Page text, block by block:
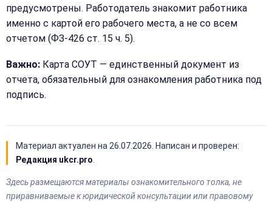
предусмотрены. Работодатель знакомит работника
именно с картой его рабочего места, а не со всем
отчетом (ФЗ-426 ст. 15 ч. 5).
Важно: Карта СОУТ — единственный документ из
отчета, обязательный для ознакомления работника под
подпись.
Материал актуален на 26.07.2026 . Написан и проверен:
Редакция ukcr.pro
Здесь размещаются материалы ознакомительного толка, не
приравниваемые к юридической консультации или правовому